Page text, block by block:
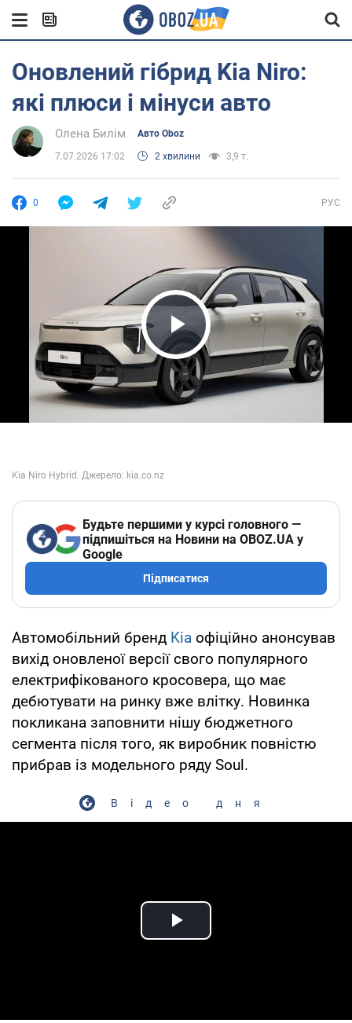
Оновлений гібрид Kia Niro:
які плюси і мінуси авто
Олена Билім Авто Oboz
7.07.2026 17:02 2 хвилини 3,9 т.
0 РУС
Play Video
Будьте першими у курсі головного —
підпишіться на Новини на OBOZ.UA у
Google
Підписатися
Автомобільний бренд Kia офіційно анонсував
вихід оновленої версії свого популярного
електрифікованого кросовера, що має
дебютувати на ринку вже влітку. Новинка
покликана заповнити нішу бюджетного
сегмента після того, як виробник повністю
прибрав із модельного ряду Soul.
Відео дня
Play Video